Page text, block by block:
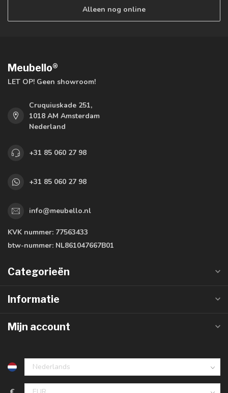
Alleen nog online
Meubello®
LET OP! Geen showroom!
Cruquiuskade 251,
1018 AM Amsterdam
Nederland
+31 85 060 27 98
+31 85 060 27 98
info@meubello.nl
KVK nummer: 77563433
btw-nummer: NL861047667B01
Categorieën
Informatie
Mijn account